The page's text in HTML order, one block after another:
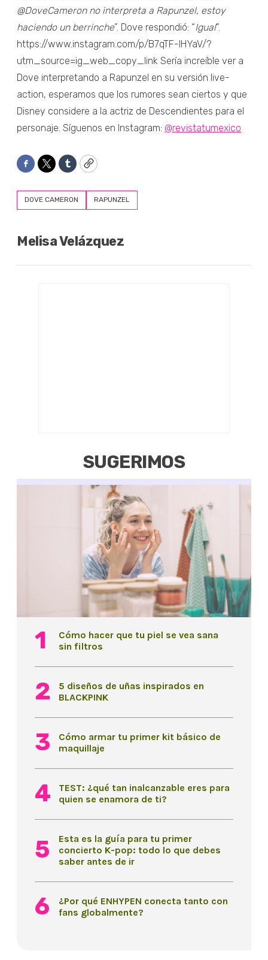
@DoveCameron no interpreta a Rapunzel, estoy
haciendo un berrinche”. Dove respondió: “Igual”.
https://www.instagram.com/p/B7qTF-IHYaV/?
utm_source=ig_web_copy_link Sería increíble ver a
Dove interpretando a Rapunzel en su versión live-
action, esperamos que los rumores sean ciertos y que
Disney considere a la actriz de Descendientes para el
personaje. Síguenos en Instagram: @revistatumexico
Facebook
TwitterTumblrCopy
DOVE CAMERON RAPUNZEL
Melisa Velázquez
SUGERIMOS
Cómo hacer que tu piel se vea sana
sin filtros
5 diseños de uñas inspirados en
BLACKPINK
Cómo armar tu primer kit básico de
maquillaje
TEST: ¿qué tan inalcanzable eres para
quien se enamora de ti?
Esta es la guía para tu primer
concierto K-pop: todo lo que debes
saber antes de ir
¿Por qué ENHYPEN conecta tanto con
fans globalmente?